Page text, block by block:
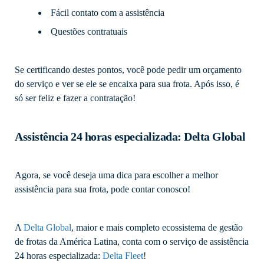
Fácil contato com a assistência
Questões contratuais
Se certificando destes pontos, você pode pedir um orçamento
do serviço e ver se ele se encaixa para sua frota. Após isso, é
só ser feliz e fazer a contratação!
Assistência 24 horas especializada: Delta Global
Agora, se você deseja uma dica para escolher a melhor
assistência para sua frota, pode contar conosco!
ADelta Global, maior e mais completo ecossistema de gestão
de frotas da América Latina, conta com o serviço de assistência
24 horas especializada: Delta Fleet!